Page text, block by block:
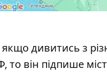
дивитись з
то він підпише